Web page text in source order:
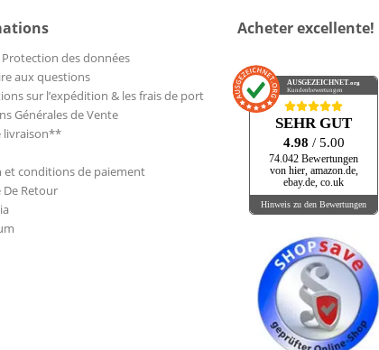
des données
aux questions
sur l’expédition & les frais de port
Générales de Vente
livraison**
et conditions de paiement
Retour
Acheter excellente!
AUSGEZEICHNET .org
Kundenbewertungen
SEHR GUT
4.98 / 5.00
74.042 Bewertungen
von hier, amazon.de,
ebay.de, co.uk
Hinweis zu den Bewertungen